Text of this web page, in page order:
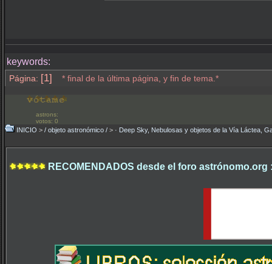
keywords:
Página: [1] * final de la última página, y fin de tema.*
astrons:
votos: 0
INICIO > / objeto astronómico / > · Deep Sky, Nebulosas y objetos de la Vía Láctea,
RECOMENDADOS desde el foro astrónomo.org